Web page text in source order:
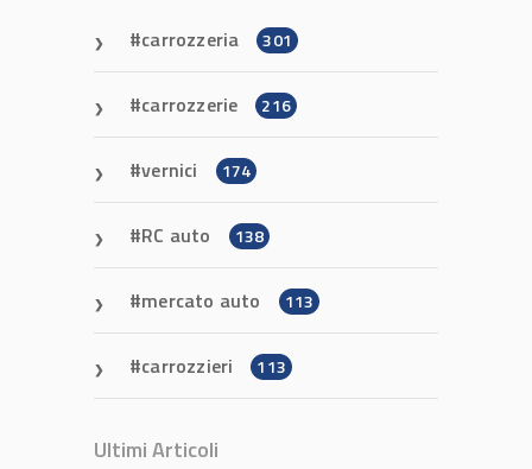
carrozzeria 301
carrozzerie 216
vernici 174
RC auto 138
mercato auto 113
carrozzieri 113
Ultimi Articoli